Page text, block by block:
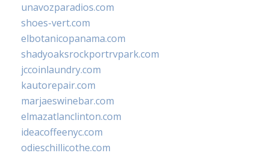
unavozparadios.com
shoes-vert.com
elbotanicopanama.com
shadyoaksrockportrvpark.com
jccoinlaundry.com
kautorepair.com
marjaeswinebar.com
elmazatlanclinton.com
ideacoffeenyc.com
odieschillicothe.com